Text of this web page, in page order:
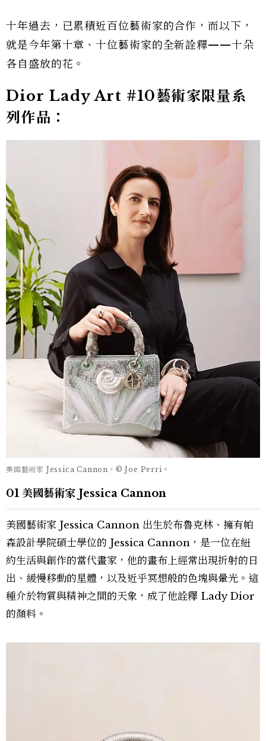
十年過去，已累積近百位藝術家的合作，而以下，
就是今年第十章、十位藝術家的全新詮釋——十朵
各自盛放的花。
Dior Lady Art #10藝術家限量系
列作品：
美國藝術家 Jessica Cannon，© Joe Perri。
01 美國藝術家 Jessica Cannon
美國藝術家 Jessica Cannon 出生於布魯克林、擁有帕
森設計學院碩士學位的 Jessica Cannon，是一位在紐
約生活與創作的當代畫家，他的畫布上經常出現折射的日
出、緩慢移動的星體，以及近乎冥想般的色塊與暈光。這
種介於物質與精神之間的天象，成了他詮釋 Lady Dior
的顏料。